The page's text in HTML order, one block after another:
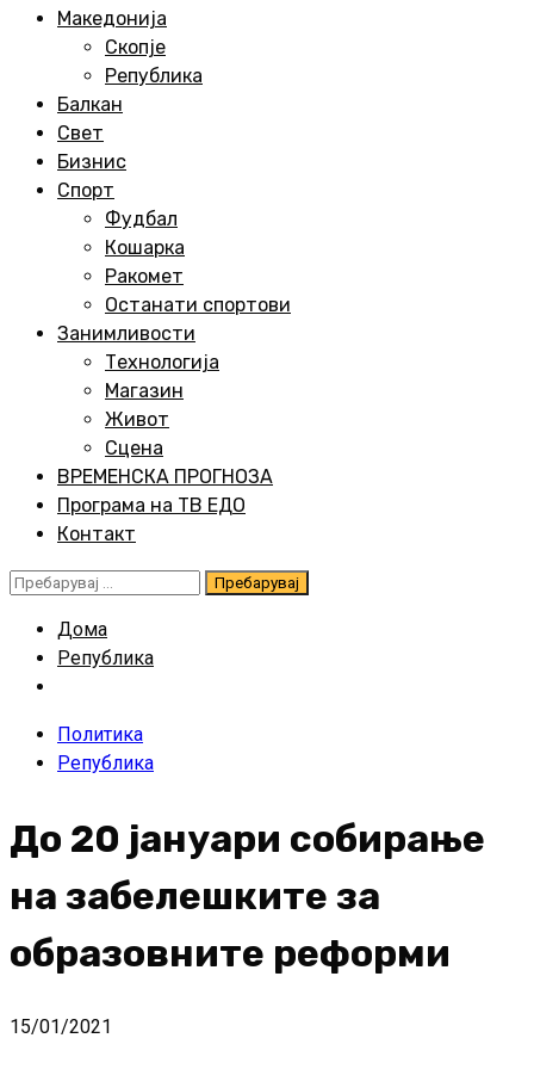
Македонија
Скопје
Република
Балкан
Свет
Бизнис
Спорт
Фудбал
Кошарка
Ракомет
Останати спортови
Занимливости
Технологија
Магазин
Живот
Сцена
ВРЕМЕНСКА ПРОГНОЗА
Програма на ТВ ЕДО
Контакт
Пребарувај
Дома
Република
Политика
Република
До 20 јануари собирање
на забелешките за
образовните реформи
15/01/2021